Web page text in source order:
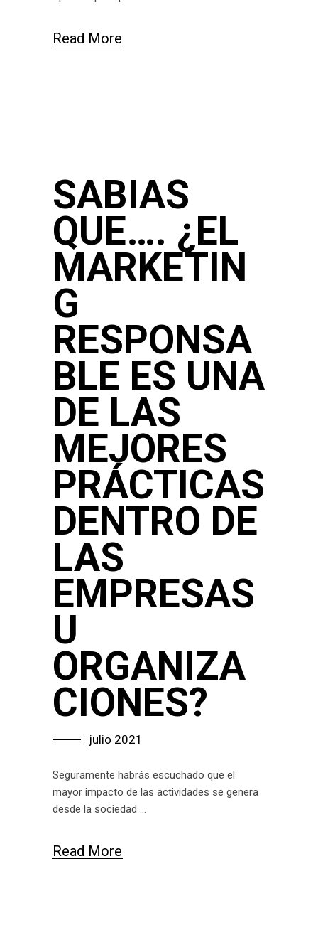
Read More
SABIAS
QUE…. ¿EL
MARKETIN
G
RESPONSA
BLE ES UNA
DE LAS
MEJORES
PRÁCTICAS
DENTRO DE
LAS
EMPRESAS
U
ORGANIZA
CIONES?
julio 2021
Seguramente habrás escuchado que el
mayor impacto de las actividades se genera
desde la sociedad
Read More